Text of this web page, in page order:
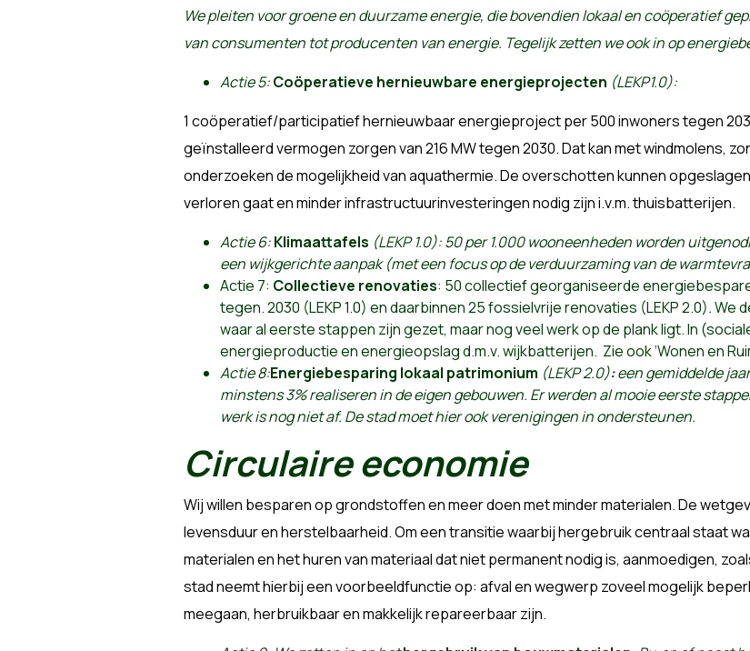
We pleiten voor groene en duurzame energie, die bovendien lokaal en coöperatief
van consumenten tot producenten van energie. Tegelijk zetten we ook in op
Actie 5:Coöperatieve hernieuwbare energieprojecten (LEKP1.0):
1 coöperatief/participatief hernieuwbaar energieproject per 500 inwoners tegen
geïnstalleerd vermogen zorgen van 216 MW tegen 2030. Dat kan met windmolens,
onderzoeken de mogelijkheid van aquathermie. De overschotten kunnen
verloren gaat en minder infrastructuurinvesteringen nodig zijn i.v.m. thuisbatterijen.
Actie 6:Klimaattafels (LEKP 1.0): 50 per 1.000 wooneenheden worden
een wijkgerichte aanpak (met een focus op de verduurzaming van de
Actie 7: Collectieve renovaties: 50 collectief georganiseerde
tegen. 2030 (LEKP 1.0) en daarbinnen 25 fossielvrije renovaties (LEKP 2.0).We
waar al eerste stappen zijn gezet, maar nog veel werk op de plank ligt. In
energieproductie en energieopslag d.m.v. wijkbatterijen. Zie ook ‘Wonen en
Actie 8:Energiebesparing lokaal patrimonium (LEKP 2.0):een gemiddelde
minstens 3% realiseren in de eigen gebouwen. Er werden al mooie eerste
werk is nog niet af. De stad moet hier ook verenigingen in ondersteunen.
Circulaire economie
Wij willen besparen op grondstoffen en meer doen met minder materialen. De
levensduur en herstelbaarheid. Om een transitie waarbij hergebruik centraal staat
materialen en het huren van materiaal dat niet permanent nodig is, aanmoedigen,
stad neemt hierbij een voorbeeldfunctie op: afval en wegwerp zoveel mogelijk
meegaan, herbruikbaar en makkelijk repareerbaar zijn.